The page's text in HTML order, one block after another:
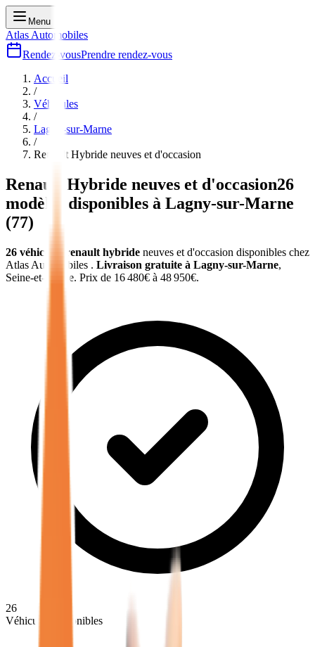
Menu
Atlas Automobiles
Rendez-vousPrendre rendez-vous
Accueil
/
Véhicules
/
Lagny-sur-Marne
/
Renault Hybride neuves et d'occasion
Renault Hybride neuves et d'occasion26
modèles disponibles à Lagny-sur-Marne
(77)
26 véhicules renault hybride neuves et d'occasion disponibles chez
Atlas Automobiles . Livraison gratuite à Lagny-sur-Marne,
Seine-et-Marne. Prix de 16 480€ à 48 950€.
26
Véhicules disponibles